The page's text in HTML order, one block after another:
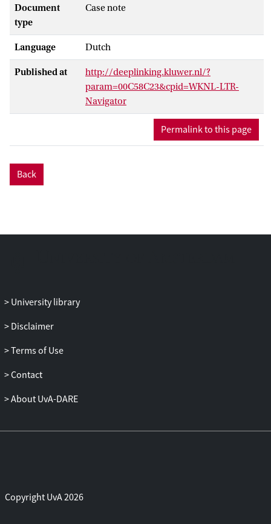
Document
type
Case note
Language Dutch
Published at
http://deeplinking.kluwer.nl/?
param=00C58C23&cpid=WKNL-LTR-
Navigator
Permalink to this page
Back
University library
Disclaimer
Terms of Use
Contact
About UvA-DARE
Copyright UvA 2026